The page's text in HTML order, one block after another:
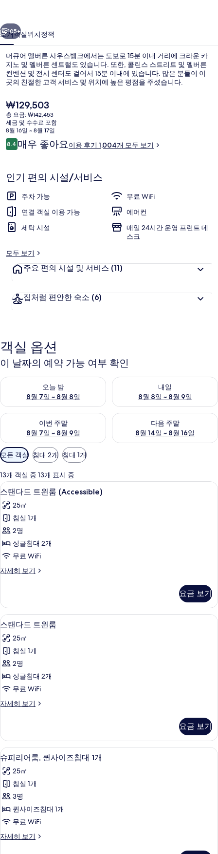
우
스
뱅
크
사
진
갤
리
다음
105+
소개객실위치정책
머큐어 멜버른 사우스뱅크에서는 도보로 15분 이내 거리에 크라운 카
지노 및 멜버른 센트럴도 있습니다. 또한, 콜린스 스트리트 및 멜버른
컨벤션 및 전시 센터도 걸어서 15분 이내에 있습니다. 많은 분들이 이
곳의 친절한 고객 서비스 및 위치에 높은 평점을 주셨습니다.
현
재
가
격
은
₩129,503
₩129,503
총 요금: ₩142,453
세금 및 수수료 포함
8월 16일 ~ 8월 17일
이
용
기
8.410점 만점 중 8.4점.
매우 좋아요이용 후기 1,004개 모두 보기
인기 편의 시설/서비스
주차 가능
무료 WiFi
연결 객실 이용 가능
에어컨
세탁 시설
매일 24시간 운영 프런트 데
스크
모두 보기
주요 편의 시설 및 서비스 (11)
집처럼 편안한 숙소 (6)
객실 옵션
이 날짜의 예약 가능 여부 확인
오늘 밤
8월 7일 ~ 8월 8일
오늘 밤 예약 가능 여부 확인, 8월 7일 ~ 8월 8일
내일
8월 8일 ~ 8월 9일
내일 예약 가능 여부 확인, 8월
이번 주말
8월 7일 ~ 8월 9일
이번 주말 예약 가능 여부 확인, 8월 7일 ~ 8월 9일
다음 주말
8월 14일 ~ 8월 16일
다음 주말 예약 가능 여부 확인,
객
실
에
사
용
가
능
한
터
모든 객실 침대 2개 침대 1개
13개 객실 중 13개 표시 중
스
탠
다
드
트
윈
(Accessible)
진
모
두
보
기
객실 내 금고, 책상, 암막 커튼, 방음 설비
11
스탠다드 트윈룸 (Accessible)
25㎡
침실 1개
2명
싱글침대 2개
무료 WiFi
자세히 보기
스
트
윈
룸
(Accessible)
자
세
히
보
기
요금 보기
스
탠
다
드
트
윈
사
모
두
보
기
객실 내 금고, 책상, 암막 커튼, 방음 설비
11
스탠다드 트윈룸
25㎡
침실 1개
2명
싱글침대 2개
무료 WiFi
자세히 보기
스
트
윈
룸
자
세
히
보
기
요금 보기
슈
피
리
어
룸,
퀸
이
객실 내 금고, 책상, 암막 커튼, 방음 설비
14
슈피리어룸, 퀸사이즈침대 1개
25㎡
침실 1개
3명
퀸사이즈침대 1개
무료 WiFi
자세히 보기
슈